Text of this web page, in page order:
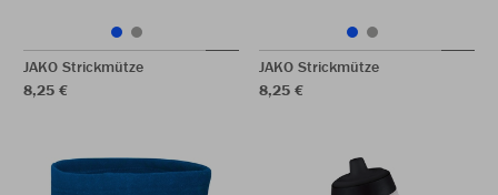
JAKO Strickmütze
8,25 €
JAKO Strickmütze
8,25 €